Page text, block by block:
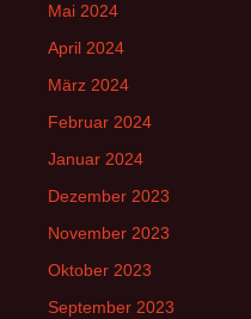
Mai 2024
April 2024
März 2024
Februar 2024
Januar 2024
Dezember 2023
November 2023
Oktober 2023
September 2023